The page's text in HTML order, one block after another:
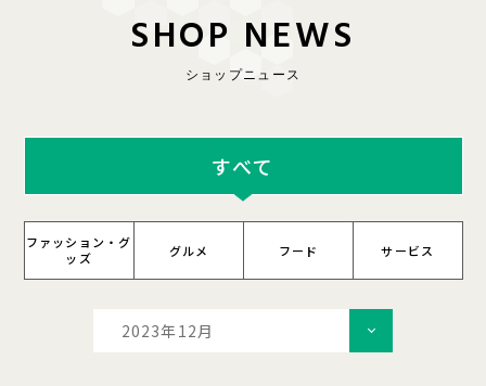
SHOP NEWS
ショップニュース
すべて
ファッション・グ
ッズ
グルメ フード サービス
2023年12月